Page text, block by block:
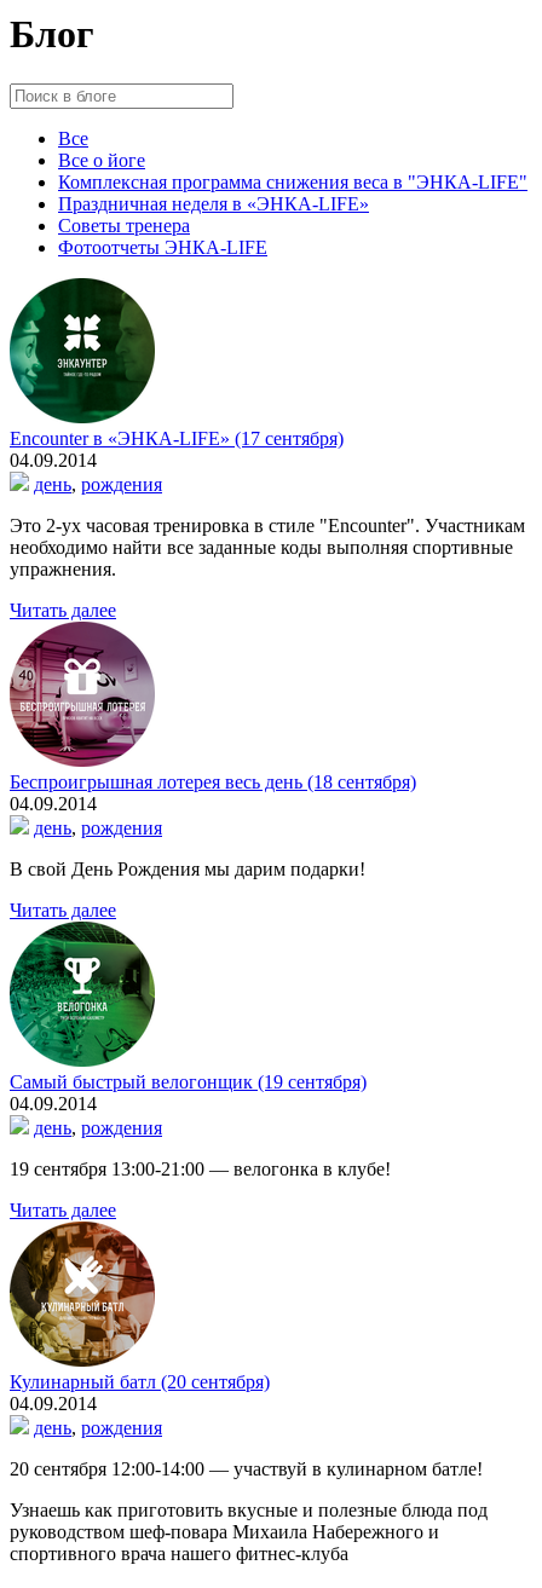
Блог
Все
Все о йоге
Комплексная программа снижения веса в "ЭНКА-LIFE"
Праздничная неделя в «ЭНКА-LIFE»
Советы тренера
Фотоотчеты ЭНКА-LIFE
Encounter в «ЭНКА-LIFE» (17 сентября)
04.09.2014
день, рождения
Это 2-ух часовая тренировка в стиле "Encounter". Участникам
необходимо найти все заданные коды выполняя спортивные
упражнения.
Читать далее
Беспроигрышная лотерея весь день (18 сентября)
04.09.2014
день, рождения
В свой День Рождения мы дарим подарки!
Читать далее
Самый быстрый велогонщик (19 сентября)
04.09.2014
день, рождения
19 сентября 13:00-21:00 — велогонка в клубе!
Читать далее
Кулинарный батл (20 сентября)
04.09.2014
день, рождения
20 сентября 12:00-14:00 — участвуй в кулинарном батле!
Узнаешь как приготовить вкусные и полезные блюда под
руководством шеф-повара Михаила Набережного и
спортивного врача нашего фитнес-клуба